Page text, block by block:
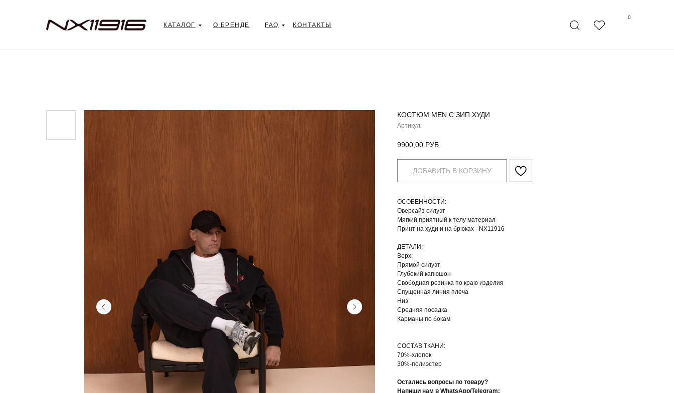
КАТАЛОГ О БРЕНДЕ FAQ КОНТАКТЫ
0
КОСТЮМ MEN С ЗИП ХУДИ
Артикул:
9900,00 РУБ
ДОБАВИТЬ В КОРЗИНУ
ОСОБЕННОСТИ:
Оверсайз силуэт
Мягкий приятный к телу материал
Принт на худи и на брюках - NX11916
ДЕТАЛИ:
Верх:
Прямой силуэт
Глубокий капюшон
Свободная резинка по краю изделия
Спущенная линия плеча
Низ:
Средняя посадка
Карманы по бокам
СОСТАВ ТКАНИ:
70%-хлопок
30%-полиэстер
Остались вопросы по товару?
Напиши нам в WhatsApp/Telegram: